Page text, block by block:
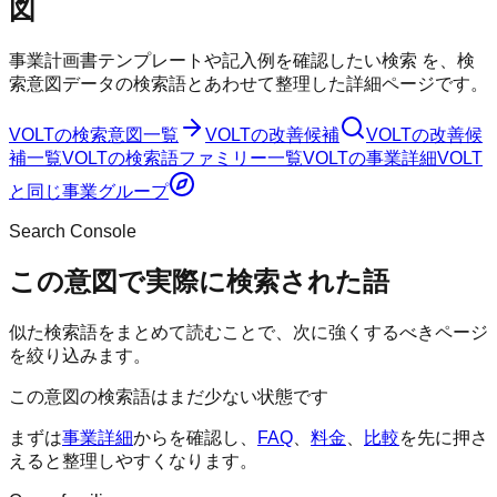
図
事業計画書テンプレートや記入例を確認したい検索 を、検
索意図データの検索語とあわせて整理した詳細ページです。
VOLTの検索意図一覧 VOLTの改善候補 VOLTの改善候
補一覧VOLTの検索語ファミリー一覧VOLTの事業詳細VOLT
と同じ事業グループ
Search Console
この意図で実際に検索された語
似た検索語をまとめて読むことで、次に強くするべきページ
を絞り込みます。
この意図の検索語はまだ少ない状態です
まずは事業詳細からを確認し、 FAQ 料金 比較を先に押さ
えると整理しやすくなります。